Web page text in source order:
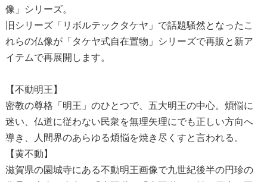
像」シリーズ。
旧シリーズ「リボルテックタケヤ」で話題騒然となったこ
れらの仏像が「タケヤ式自在置物」シリーズで再販と新ア
イテムで再展開します。
【不動明王】
密教の尊格「明王」のひとつで、五大明王の中心。煩悩に
迷い、仏道に従わない民衆を無理矢理にでも正しい方向へ
導き、人間界のあらゆる煩悩を焼き尽くすと言われる。
【黄不動】
滋賀県の園城寺にある不動明王画像で九世紀後半の円珍の